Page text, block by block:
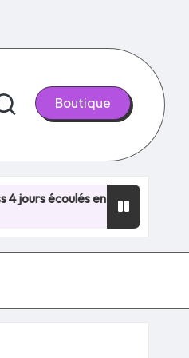
Boutique
en quelques minutes,